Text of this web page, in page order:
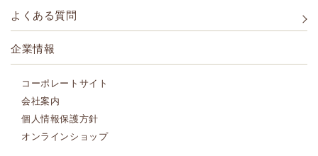
よくある質問
企業情報
コーポレートサイト
会社案内
個人情報保護方針
オンラインショップ